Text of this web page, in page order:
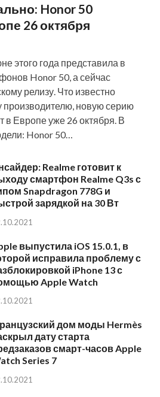
Honor 50
26 октября
этого года представила в
Honor 50, а сейчас
релизу. Что известно
производителю, новую серию
в Европе уже 26 октября. В
Honor 50…
Realme готовит к
смартфон Realme Q3s с
Snapdragon 778G и
зарядкой на 30 Вт
выпустила iOS 15.0.1, в
исправила проблему с
iPhone 13 с
Apple Watch
дом моды Hermès
дату старта
смарт-часов Apple
Series 7